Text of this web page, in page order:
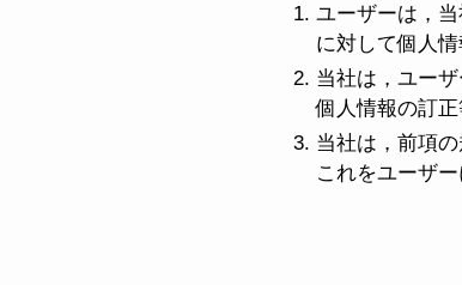
ユーザーは，
に対して個人
当社は，ユー
個人情報の訂正
当社は，前項
これをユーザー